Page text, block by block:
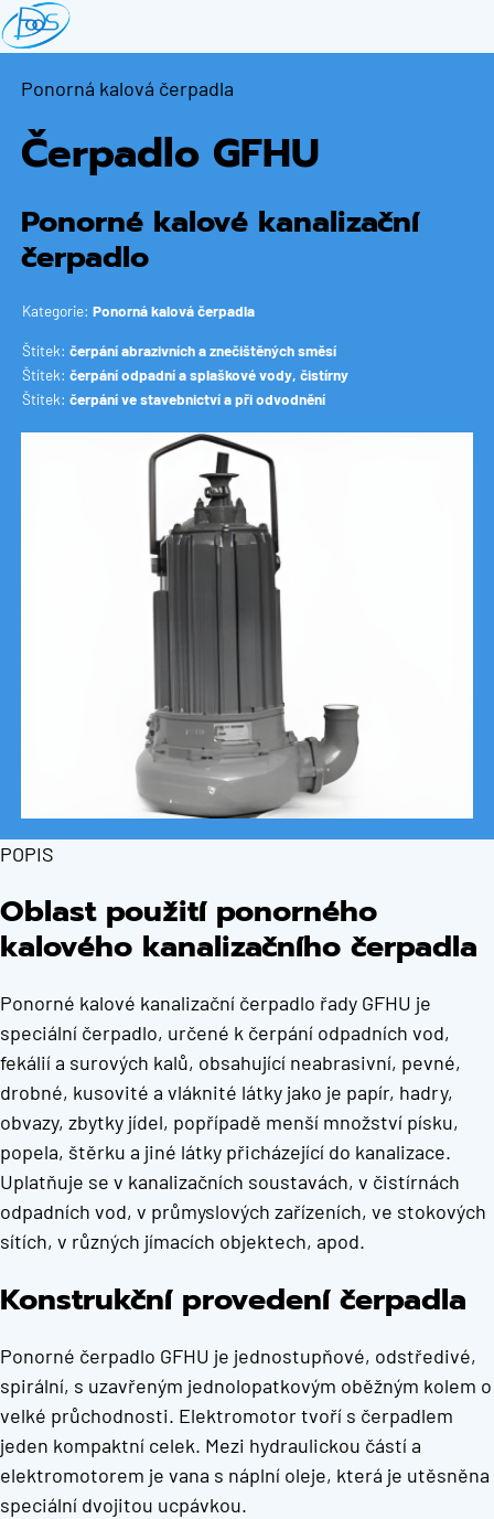
Přejít
k
obsahu
Ponorná kalová čerpadla
Čerpadlo GFHU
Ponorné kalové kanalizační
čerpadlo
Kategorie: Ponorná kalová čerpadla
Štítek: čerpání abrazivních a znečištěných směsí
Štítek: čerpání odpadní a splaškové vody, čistírny
Štítek: čerpání ve stavebnictví a při odvodnění
POPIS
Oblast použití ponorného
kalového kanalizačního čerpadla
Ponorné kalové kanalizační čerpadlo řady GFHU je
speciální čerpadlo, určené k čerpání odpadních vod,
fekálií a surových kalů, obsahující neabrasivní, pevné,
drobné, kusovité a vláknité látky jako je papír, hadry,
obvazy, zbytky jídel, popřípadě menší množství písku,
popela, štěrku a jiné látky přicházející do kanalizace.
Uplatňuje se v kanalizačních soustavách, v čistírnách
odpadních vod, v průmyslových zařízeních, ve stokových
sítích, v různých jímacích objektech, apod.
Konstrukční provedení čerpadla
Ponorné čerpadlo GFHU je jednostupňové, odstředivé,
spirální, s uzavřeným jednolopatkovým oběžným kolem o
velké průchodnosti. Elektromotor tvoří s čerpadlem
jeden kompaktní celek. Mezi hydraulickou částí a
elektromotorem je vana s náplní oleje, která je utěsněna
speciální dvojitou ucpávkou.